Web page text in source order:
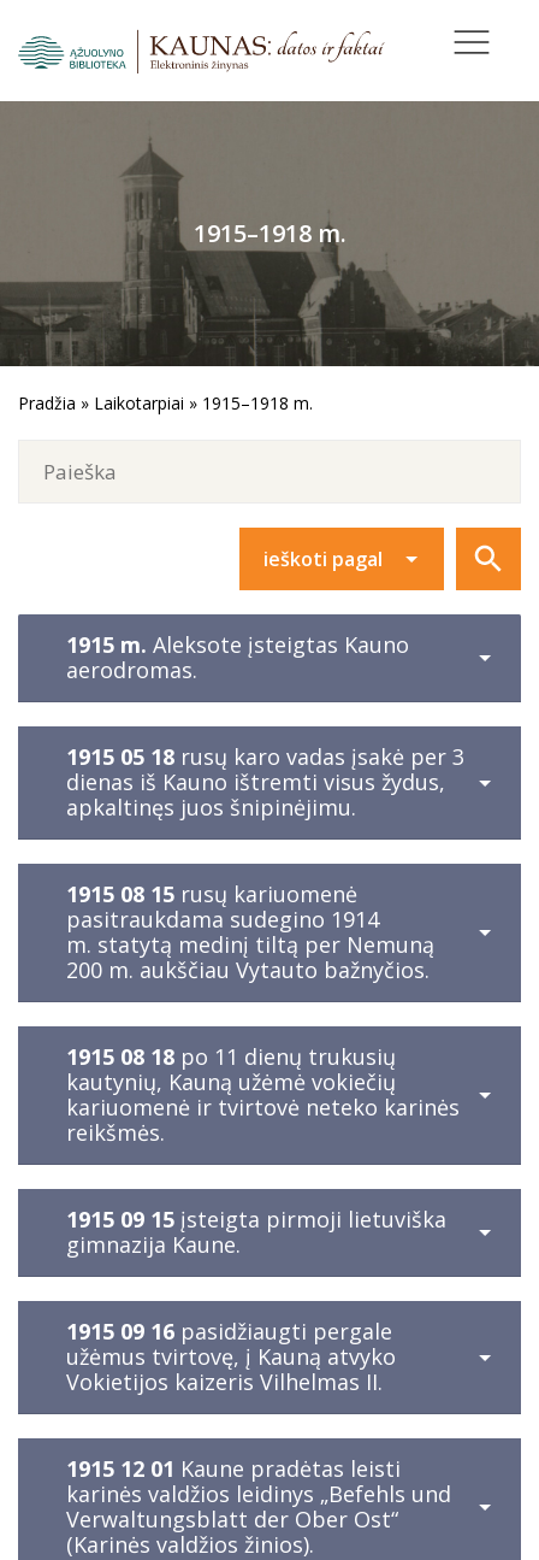
1915–1918 m.
Pradžia » Laikotarpiai » 1915–1918 m.
1915 m. Aleksote įsteigtas Kauno
aerodromas.
1915 05 18 rusų karo vadas įsakė per 3
dienas iš Kauno ištremti visus žydus,
apkaltinęs juos šnipinėjimu.
1915 08 15 rusų kariuomenė
pasitraukdama sudegino 1914
m. statytą medinį tiltą per Nemuną
200 m. aukščiau Vytauto bažnyčios.
1915 08 18 po 11 dienų trukusių
kautynių, Kauną užėmė vokiečių
kariuomenė ir tvirtovė neteko karinės
reikšmės.
1915 09 15 įsteigta pirmoji lietuviška
gimnazija Kaune.
1915 09 16 pasidžiaugti pergale
užėmus tvirtovę, į Kauną atvyko
Vokietijos kaizeris Vilhelmas II.
1915 12 01 Kaune pradėtas leisti
karinės valdžios leidinys „Befehls und
Verwaltungsblatt der Ober Ost“
(Karinės valdžios žinios).